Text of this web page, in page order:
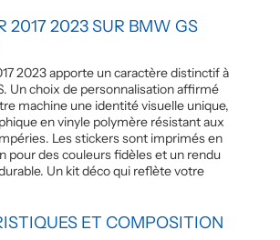
2017 2023 SUR BMW GS
2023 apporte un caractère distinctif à
Un choix de personnalisation affirmé
machine une identité visuelle unique,
en vinyle polymère résistant aux
Les stickers sont imprimés en
pour des couleurs fidèles et un rendu
Un kit déco qui reflète votre
ET COMPOSITION